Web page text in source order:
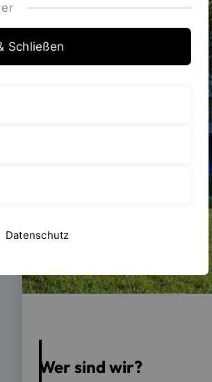
Wer sind wir?
Schließen
Datenschutz